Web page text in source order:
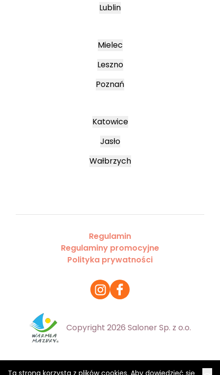
Ta strona korzysta z plików cookies. Aby dowiedzieć się
Lublin
Mielec
Leszno
Poznań
Katowice
Jasło
Wałbrzych
Regulamin
Regulaminy promocyjne
Polityka prywatności
Copyright 2026 Saloner Sp. z o.o.